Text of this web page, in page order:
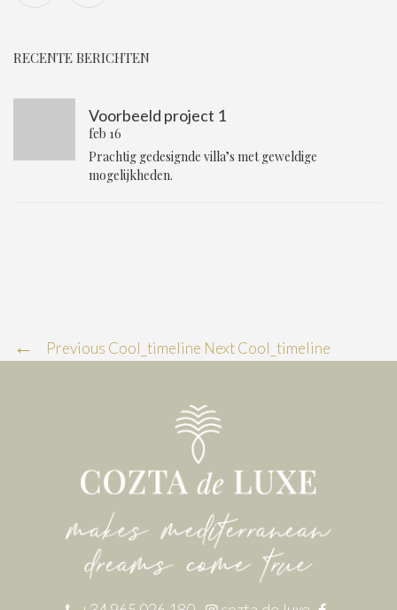
RECENTE BERICHTEN
Voorbeeld project 1
feb 16
Prachtig gedesignde villa’s met geweldige
mogelijkheden.
Previous Cool_timeline Next Cool_timeline